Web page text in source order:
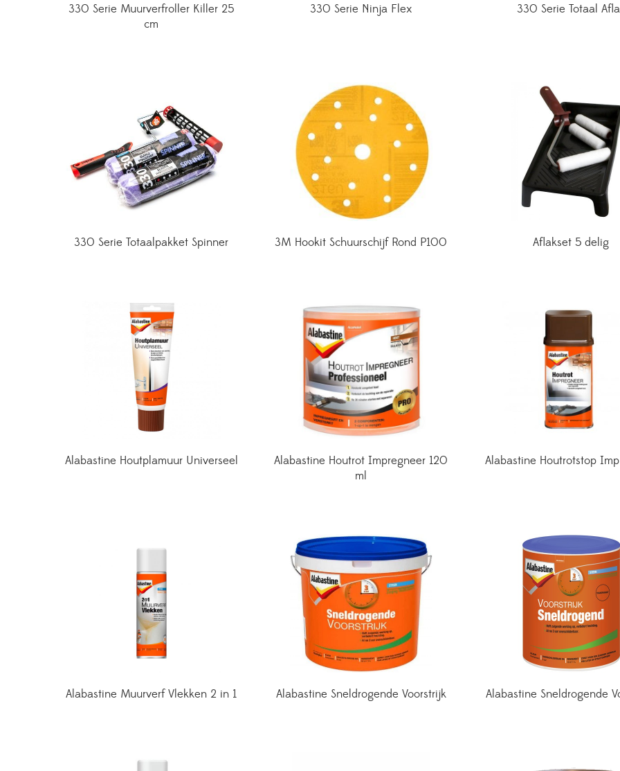
330 Serie Muurverfroller Killer 25
cm
330 Serie Ninja Flex 330 Serie Totaal
330 Serie Totaalpakket Spinner 3M Hookit Schuurschijf Rond P100 Aflakset 5 delig
Alabastine Houtplamuur Universeel
Alabastine Houtrot Impregneer 120
ml
Alabastine Houtrotstop
Alabastine Muurverf Vlekken 2 in 1 Alabastine Sneldrogende Voorstrijk Alabastine Sneldrogende